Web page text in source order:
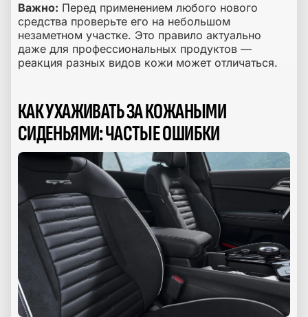
Важно: Перед применением любого нового
средства проверьте его на небольшом
незаметном участке. Это правило актуально
даже для профессиональных продуктов —
реакция разных видов кожи может отличаться.
КАК УХАЖИВАТЬ ЗА КОЖАНЫМИ
СИДЕНЬЯМИ: ЧАСТЫЕ ОШИБКИ